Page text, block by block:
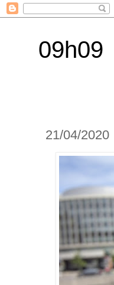
09h09
21/04/2020